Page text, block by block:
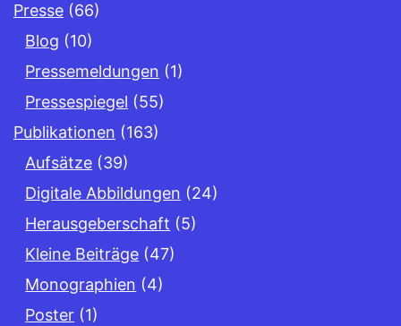
Presse (66)
Blog (10)
Pressemeldungen (1)
Pressespiegel (55)
Publikationen (163)
Aufsätze (39)
Digitale Abbildungen (24)
Herausgeberschaft (5)
Kleine Beiträge (47)
Monographien (4)
Poster (1)